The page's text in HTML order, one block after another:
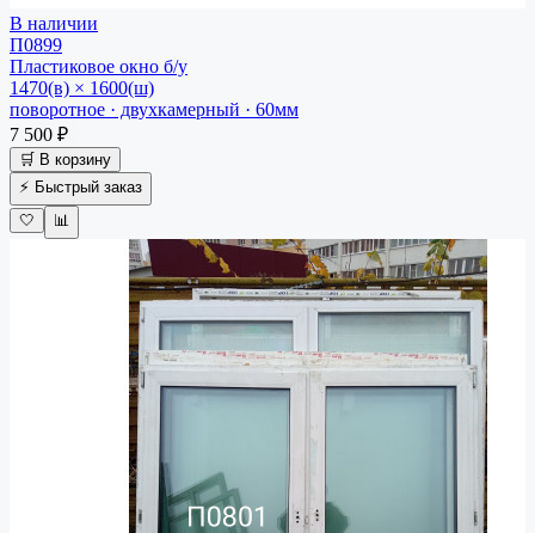
В наличии
П0899
Пластиковое окно б/у
1470(в) × 1600(ш)
поворотное · двухкамерный · 60мм
7 500 ₽
🛒 В корзину
⚡ Быстрый заказ
🤍
📊